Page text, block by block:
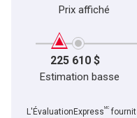
Prix affiché
225 610 $
Estimation basse
L'ÉvaluationExpressMCfournit